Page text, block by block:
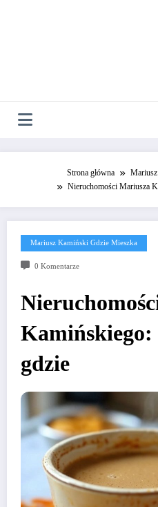
Strona główna
Nieruchomości Mariusza
Mariusz Kamiński Gdzie Mieszka
0 Komentarze
Kamińskiego:
gdzie